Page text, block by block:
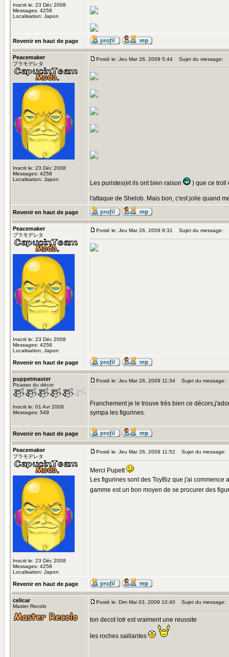
Inscrit le: 23 Déc 2008
Messages: 4258
Localisation: Japon
Revenir en haut de page
Peacemaker
プラモデレタ
Inscrit le: 23 Déc 2008
Messages: 4258
Localisation: Japon
Posté le: Jeu Mar 26, 2009 5:44 Sujet du message:
Les puristes(et ils ont bien raison ) que ce troll
l'attaque de Shelob. Mais bon, c'est jolie quand
Revenir en haut de page
Peacemaker
プラモデレタ
Inscrit le: 23 Déc 2008
Messages: 4258
Localisation: Japon
Posté le: Jeu Mar 26, 2009 8:31 Sujet du message:
Revenir en haut de page
puppetmaster
Picasso du décor
Inscrit le: 01 Avr 2008
Messages: 549
Posté le: Jeu Mar 26, 2009 11:34 Sujet du message:
Franchement je le trouve très bien ce
sympa les figurines.
Revenir en haut de page
Peacemaker
プラモデレタ
Inscrit le: 23 Déc 2008
Messages: 4258
Localisation: Japon
Posté le: Jeu Mar 26, 2009 11:52 Sujet du message:
Merci Pupett
Les figurines sont des ToyBiz que j'ai
gamme est un bon moyen de se procurer des
Revenir en haut de page
celicar
Master Recolo
Posté le: Dim Mai 03, 2009 10:40 Sujet du message:
ton decot lotr est vraiment une reussite
les roches saillantes